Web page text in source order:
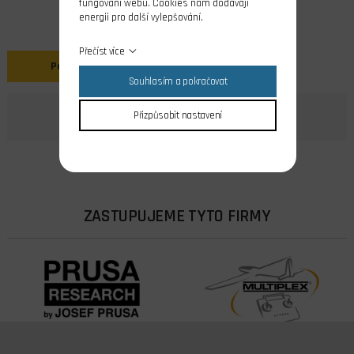
Popis
ZASTUPUJEME TYTO FIRMY
fungování webu. Cookies nám dodávají
energii pro další vylepšování.
Přečíst více
Souhlasím a pokračovat
Přizpůsobit nastavení